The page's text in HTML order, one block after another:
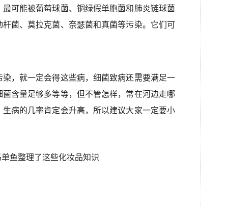
可能被葡萄球菌、铜绿假单胞菌和肺炎链球菌
菌、莫拉克菌、奈瑟菌和真菌等污染。它们可
，就一定会得这些病，细菌致病还需要满足一
含量足够多等等，但不管怎样，常在河边走哪
病的几率肯定会升高，所以建议大家一定要小